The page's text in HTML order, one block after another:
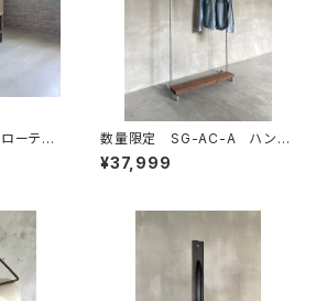
ーテー
テー
垢材
数量限定 SG-AC-A ハンガ
ーラック 古材棚板 パイプ
スチール ガス管 組立式 組
¥37,999